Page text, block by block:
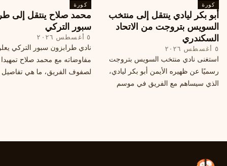
محتملة أخرى.
كورة
أبو بكر ليادي ينتقل إلى منتخب
السويس بتروجت من الاتحاد
السكندري
٥ أغسطس ٢٠٢٦
استغنى نادي منتخب السويس بتروجت
رسميًا عن ظهيره الأيمن أبو بكر ليادي،
الذي سيساهم مع الفريق في موسم
كورة
محمد صلاح ينتقل إلى
سبور التركي
٥ أغسطس ٢٠٢٦
نادي طرابزون سبور التركي
مفاوضاته مع محمد صلاح
لصفوف الفريق، ما هي تفاصيل